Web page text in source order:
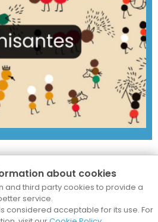
about cookies
and third party cookies to provide a
service.
considered acceptable for its use. For